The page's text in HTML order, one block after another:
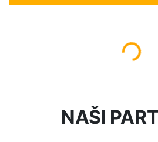
Načítám...
NAŠI